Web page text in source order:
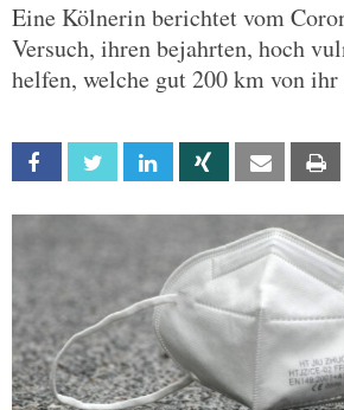
Eine Kölnerin berichtet vom
Versuch, ihren bejahrten, hoch
helfen, welche gut 200 km von
Facebook Twitter Linkedin Xing Email